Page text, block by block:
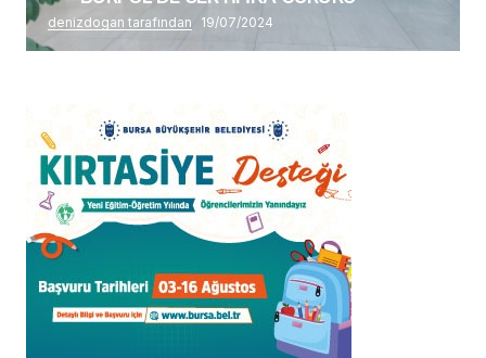
denizdogan tarafından 19/07/2024